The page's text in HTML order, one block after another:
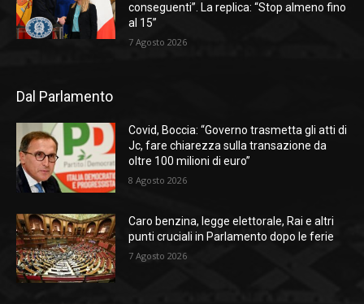
conseguenti”. La replica: “Stop almeno fino
al 15”
7 Agosto 2026
Dal Parlamento
Covid, Boccia: “Governo trasmetta gli atti di
Jc, fare chiarezza sulla transazione da
oltre 100 milioni di euro”
8 Agosto 2026
Caro benzina, legge elettorale, Rai e altri
punti cruciali in Parlamento dopo le ferie
7 Agosto 2026